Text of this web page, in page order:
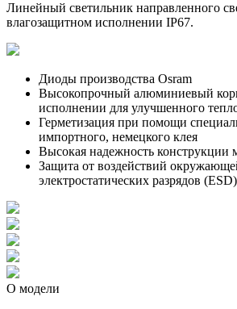
Линейный светильник направленного
влагозащитном исполнении IP67.
Диоды производства Osram
Высокопрочный алюминиевый
исполнении для улучшенного
Герметизация при помощи
импортного, немецкого клея
Высокая надежность конструкции
Защита от воздействий
электростатических разрядов (ESD)
О модели